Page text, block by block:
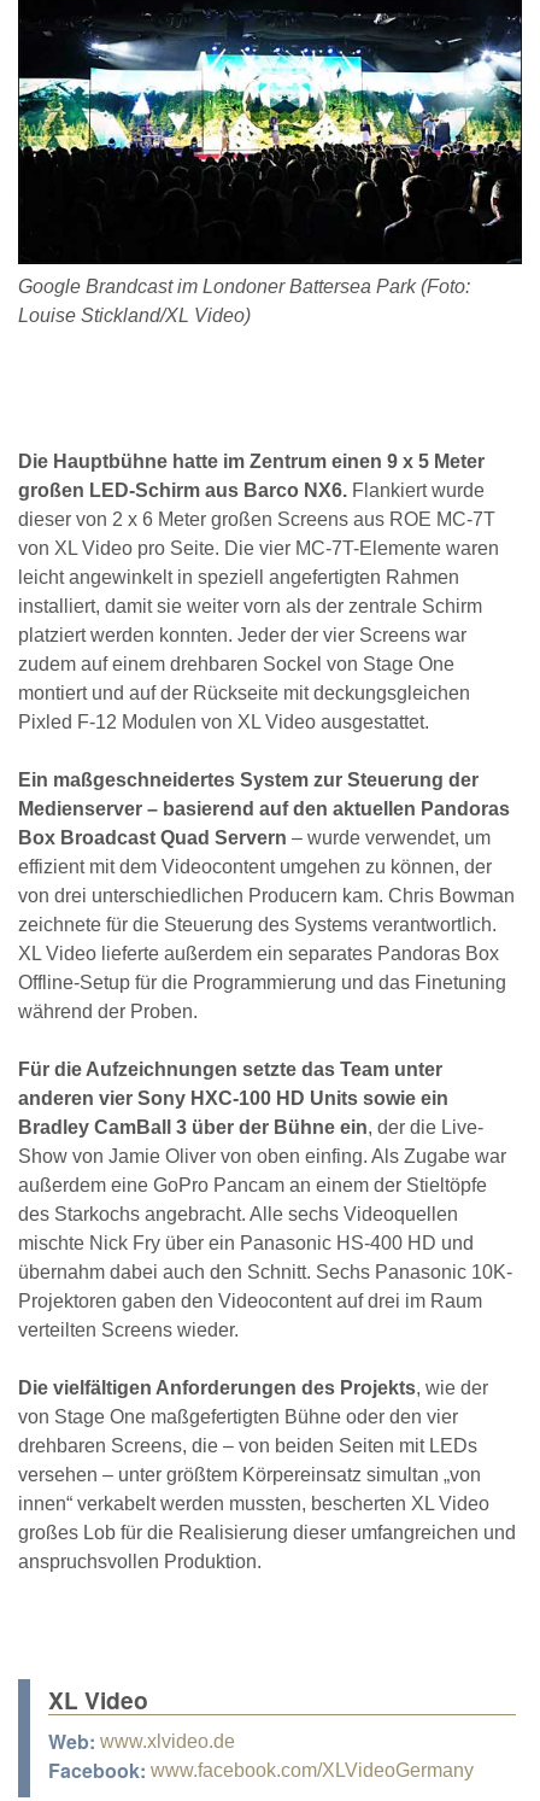
Google Brandcast im Londoner Battersea Park (Foto:
Louise Stickland/XL Video)
Die Hauptbühne hatte im Zentrum einen 9 x 5 Meter
großen LED-Schirm aus Barco NX6. Flankiert wurde
dieser von 2 x 6 Meter großen Screens aus ROE MC-7T
von XL Video pro Seite. Die vier MC-7T-Elemente waren
leicht angewinkelt in speziell angefertigten Rahmen
installiert, damit sie weiter vorn als der zentrale Schirm
platziert werden konnten. Jeder der vier Screens war
zudem auf einem drehbaren Sockel von Stage One
montiert und auf der Rückseite mit deckungsgleichen
Pixled F-12 Modulen von XL Video ausgestattet.
Ein maßgeschneidertes System zur Steuerung der
Medienserver – basierend auf den aktuellen Pandoras
Box Broadcast Quad Servern – wurde verwendet, um
effizient mit dem Videocontent umgehen zu können, der
von drei unterschiedlichen Producern kam. Chris Bowman
zeichnete für die Steuerung des Systems verantwortlich.
XL Video lieferte außerdem ein separates Pandoras Box
Offline-Setup für die Programmierung und das Finetuning
während der Proben.
Für die Aufzeichnungen setzte das Team unter
anderen vier Sony HXC-100 HD Units sowie ein
Bradley CamBall 3 über der Bühne ein, der die Live-
Show von Jamie Oliver von oben einfing. Als Zugabe war
außerdem eine GoPro Pancam an einem der Stieltöpfe
des Starkochs angebracht. Alle sechs Videoquellen
mischte Nick Fry über ein Panasonic HS-400 HD und
übernahm dabei auch den Schnitt. Sechs Panasonic 10K-
Projektoren gaben den Videocontent auf drei im Raum
verteilten Screens wieder.
Die vielfältigen Anforderungen des Projekts, wie der
von Stage One maßgefertigten Bühne oder den vier
drehbaren Screens, die – von beiden Seiten mit LEDs
versehen – unter größtem Körpereinsatz simultan „von
innen“ verkabelt werden mussten, bescherten XL Video
großes Lob für die Realisierung dieser umfangreichen und
anspruchsvollen Produktion.
XL Video
Web: www.xlvideo.de
Facebook: www.facebook.com/XLVideoGermany